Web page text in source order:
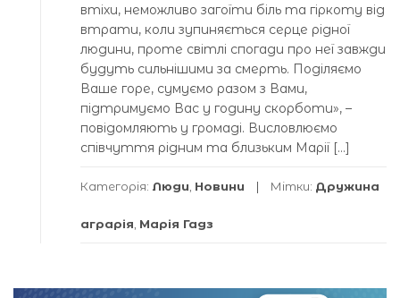
втіхи, неможливо загоїти біль та гіркоту від
втрати, коли зупиняється серце рідної
людини, проте світлі спогади про неї завжди
будуть сильнішими за смерть. Поділяємо
Ваше горе, сумуємо разом з Вами,
підтримуємо Вас у годину скорботи», –
повідомляють у громаді. Висловлюємо
співчуття рідним та близьким Марії […]
Категорія: Люди Новини Мітки: Дружина
аграрія Марія Гадз